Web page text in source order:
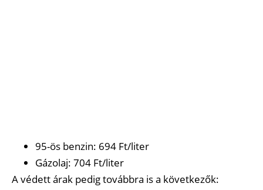
95-ös benzin: 694 Ft/liter
Gázolaj: 704 Ft/liter
A védett árak pedig továbbra is a következők: